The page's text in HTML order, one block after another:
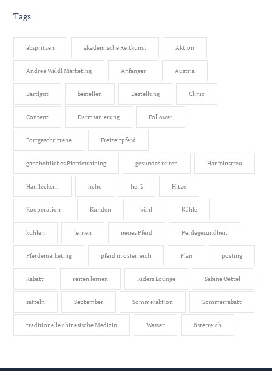
Tags
abspritzen akademische Reitkunst Aktion
Andrea Waldl Marketing Anfänger Austria
Bartlgut bestellen Bestellung Clinic
Content Darmsanierung Follower
Fortgeschrittene Freizeitpferd
ganzheitliches Pferdetraining gesundes reiten Hanfeinstreu
Hanfleckerli hchc heiß Hitze
Kooperation Kunden kühl Kühle
kühlen lernen neues Pferd Perdegesundheit
Pferdemarketing pferd in österreich Plan posting
Rabatt reiten lernen Riders Lounge Sabine Oettel
satteln September Sommeraktion Sommerrabatt
traditionelle chinesische Medizin Wasser österreich